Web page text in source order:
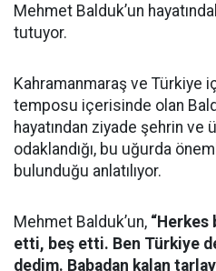
Mehmet Balduk’un
tutuyor.
Kahramanmaraş ve Türkiye
temposu içerisinde olan
hayatından ziyade şehrin ve
odaklandığı, bu uğurda
bulunduğu anlatılıyor.
Mehmet Balduk’un, “Herkes
etti, beş etti. Ben Türkiye
dedim. Babadan kalan